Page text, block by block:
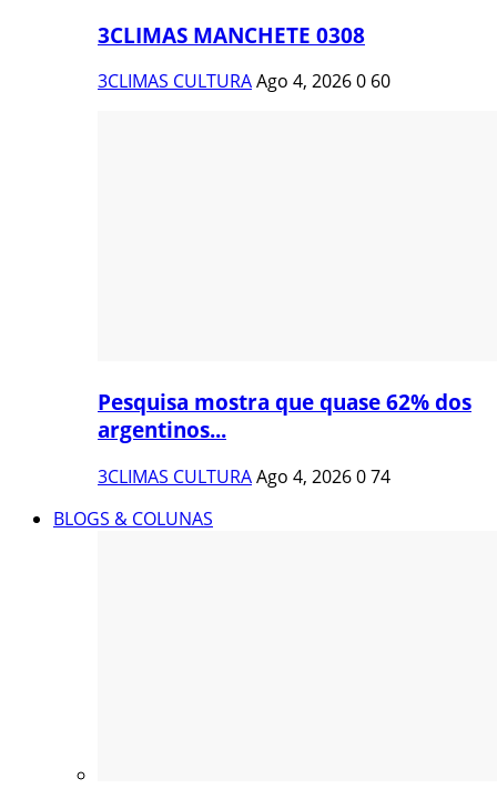
3CLIMAS MANCHETE 0308
3CLIMAS CULTURAAgo 4, 20260 60
Pesquisa mostra que quase 62% dos
argentinos...
3CLIMAS CULTURAAgo 4, 2026074
BLOGS & COLUNAS